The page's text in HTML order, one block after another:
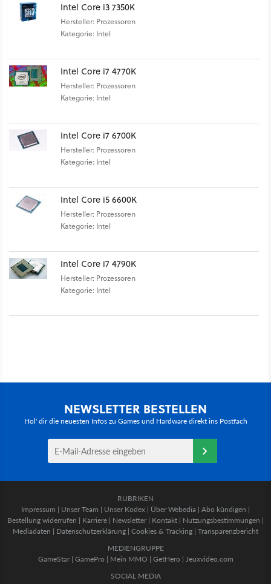
Intel Core i3 7350K
Hersteller: Prozessoren
Kategorie: Intel
Intel Core i7 4770K
Hersteller: Prozessoren
Kategorie: Intel
Intel Core i7 6700K
Hersteller: Prozessoren
Kategorie: Intel
Intel Core i5 6600K
Hersteller: Prozessoren
Kategorie: Intel
Intel Core i7 4790K
Hersteller: Prozessoren
Kategorie: Intel
NEWSLETTER BESTELLEN
Hol' dir die neuesten Infos zu Games und Hardware direkt ins Postfach
RUBRIKEN
Impressum | Unser Team | Unser Kodex | Über Webedia | Abo kündigen |
Bestellung widerrufen | Karriere | Newsletter | Kontakt | Nutzungsbestimmungen |
Mediadaten | Datenschutzerklärung | Cookies & Tracking | Transparenzbericht
MEDIENGRUPPE
GameStar| GamePro | Mein MMO | GetHero | Jeuxvideo.com
SOCIAL MEDIA